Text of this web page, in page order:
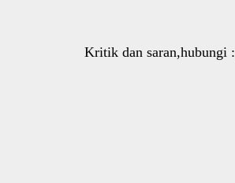
Kritik dan saran,hubungi :